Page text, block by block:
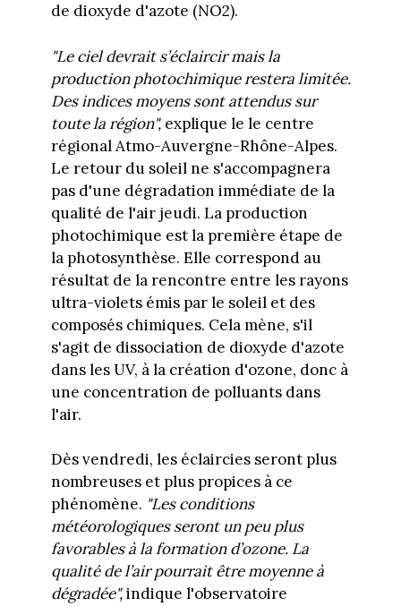
de dioxyde d'azote (NO2).
"Le ciel devrait s’éclaircir mais la
production photochimique restera limitée.
Des indices moyens sont attendus sur
toute la région", explique le le centre
régional Atmo-Auvergne-Rhône-Alpes.
Le retour du soleil ne s'accompagnera
pas d'une dégradation immédiate de la
qualité de l'air jeudi. La production
photochimique est la première étape de
la photosynthèse. Elle correspond au
résultat de la rencontre entre les rayons
ultra-violets émis par le soleil et des
composés chimiques. Cela mène, s'il
s'agit de dissociation de dioxyde d'azote
dans les UV, à la création d'ozone, donc à
une concentration de polluants dans
l'air.
Dès vendredi, les éclaircies seront plus
nombreuses et plus propices à ce
phénomène. "Les conditions
météorologiques seront un peu plus
favorables à la formation d’ozone. La
qualité de l’air pourrait être moyenne à
dégradée",indique l'observatoire